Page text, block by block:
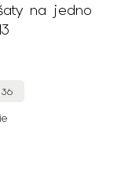
na jedno
36